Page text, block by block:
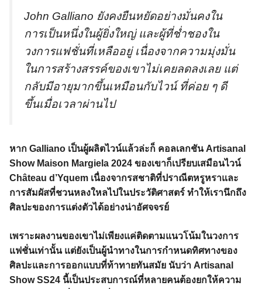
John Galliano ยังคงยืนหยัดอย่างมั่นคงใน
การเป็นหนึ่งในผู้ยิ่งใหญ่ และผู้ที่ช่ำชองใน
วงการแฟชั่นที่เหลืออยู่ เนื่องจากความมุ่งมั่น
ในการสร้างสรรค์ของเขาไม่เคยลดลงเลย แต่
กลับมีอายุมากขึ้นเหมือนกับไวน์ ที่ค่อย ๆ ดี
ขึ้นเมื่อเวลาผ่านไป
หาก Galliano เป็นผู้ผลิตไวน์แล้วล่ะก็ คอลเลกชัน Artisanal
Show Maison Margiela 2024 ของเขาก็เปรียบเสมือนไวน์
Château d’Yquem เนื่องจากรสชาติที่ปราณีตหรูหราและ
การสัมผัสที่ชวนหลงใหลไปในประวัติศาสตร์ ทำให้เรานึกถึง
ศิลปะของการแต่งตัวได้อย่างน่าอัศจจรย์
เพราะผลงานของเขาไม่เพียงแค่ติดตามแนวโน้มในวงการ
แฟชั่นเท่านั้น แต่ยังเป็นผู้นำทางในการกำหนดทิศทางของ
ศิลปะและการออกแบบที่ท้าทายทันสมัย นับว่า Artisanal
Show SS24 นี้เป็นประสบการณ์ที่หลายคนต้องยกให้ความ